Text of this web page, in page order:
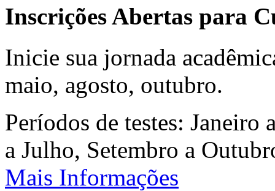
Inscrições Abertas para
Inicie sua jornada
maio, agosto, outubro.
Períodos de testes:
a Julho, Setembro a
Mais Informações